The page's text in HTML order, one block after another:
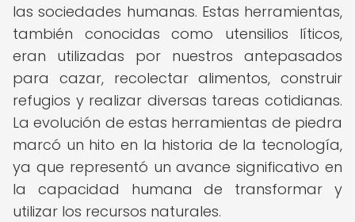
las sociedades humanas. Estas herramientas,
también conocidas como utensilios líticos,
eran utilizadas por nuestros antepasados
para cazar, recolectar alimentos, construir
refugios y realizar diversas tareas cotidianas.
La evolución de estas herramientas de piedra
marcó un hito en la historia de la tecnología,
ya que representó un avance significativo en
la capacidad humana de transformar y
utilizar los recursos naturales.